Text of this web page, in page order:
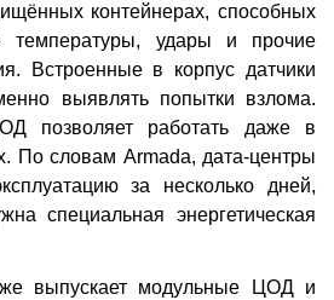
контейнерах, способных
температуры, удары и прочие
Встроенные в корпус датчики
выявлять попытки взлома.
позволяет работать даже в
По словам Armada, дата-центры
за несколько дней,
специальная энергетическая
выпускает модульные ЦОД и